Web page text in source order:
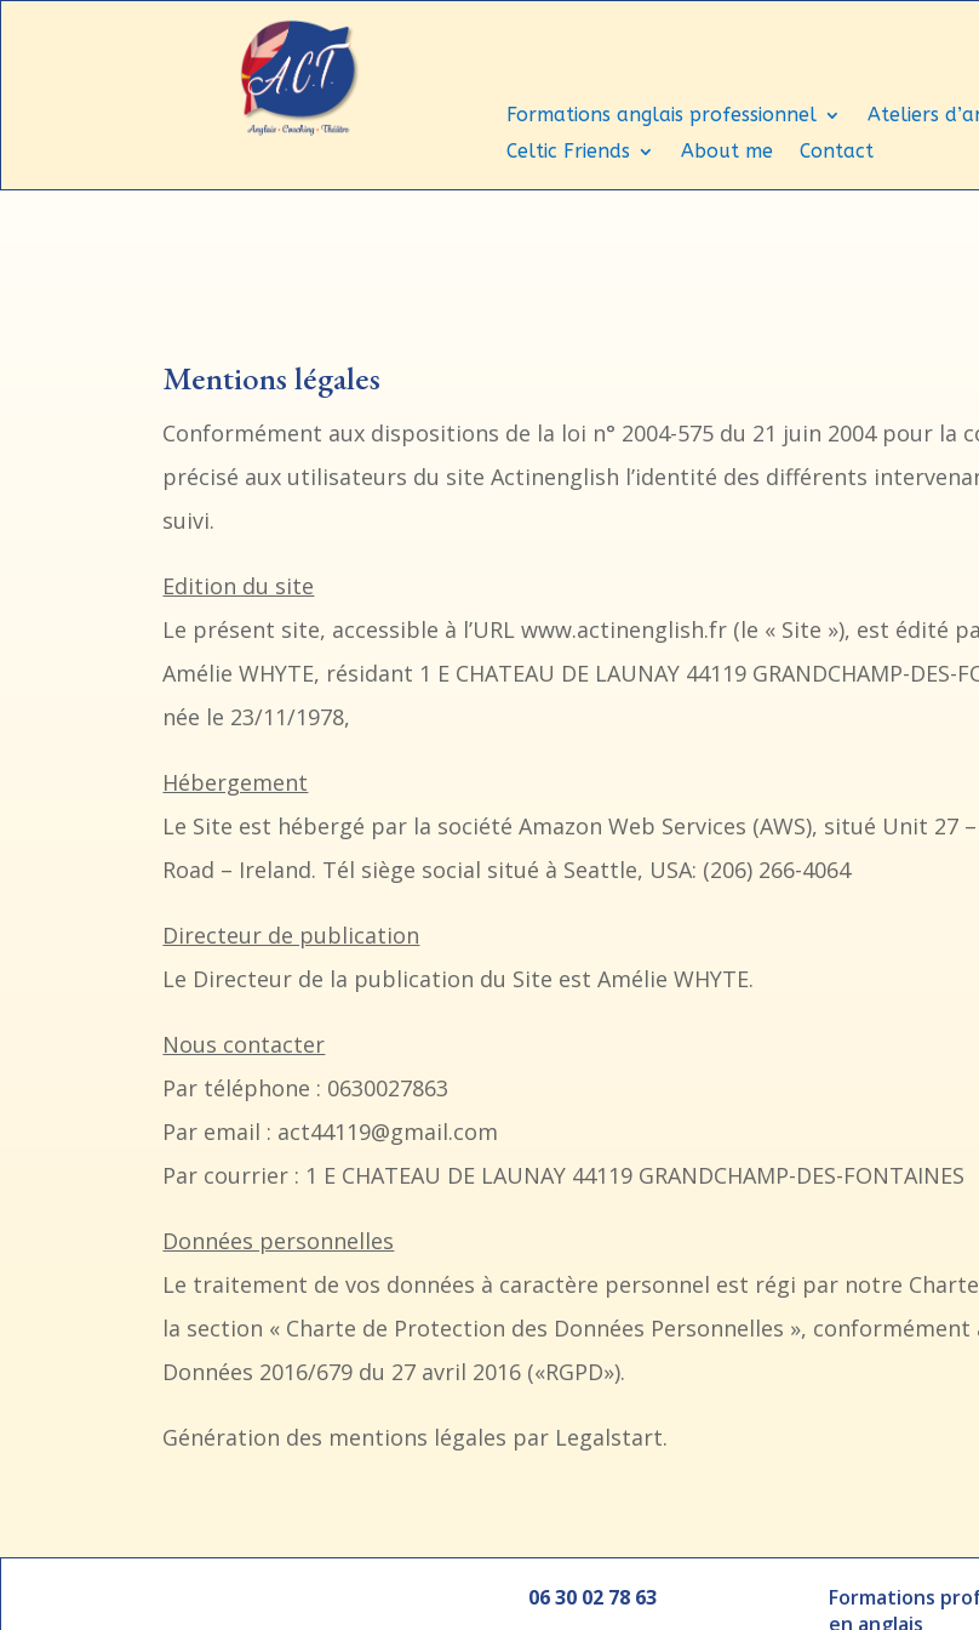
Formations anglais professionnel Ateliers
Celtic Friends
About me Contact
Mentions légales
Conformément aux dispositions de la loi n° 2004-575 du 21 juin 2004 pour la
précisé aux utilisateurs du site Actinenglish l’identité des différents
suivi.
Edition du site
Le présent site, accessible à l’URL www.actinenglish.fr (le « Site »), est édité
Amélie WHYTE, résidant 1 E CHATEAU DE LAUNAY 44119 GRANDCHAMP-
née le 23/11/1978,
Hébergement
Le Site est hébergé par la société Amazon Web Services (AWS), situé Unit 27
Road – Ireland. Tél siège social situé à Seattle, USA: (206) 266-4064
Directeur de publication
Le Directeur de la publication du Site est Amélie WHYTE.
Nous contacter
Par téléphone : 0630027863
Par email : act44119@gmail.com
Par courrier : 1 E CHATEAU DE LAUNAY 44119 GRANDCHAMP-DES-FONTAINES
Données personnelles
Le traitement de vos données à caractère personnel est régi par notre
la section « Charte de Protection des Données Personnelles »,
Données 2016/679 du 27 avril 2016 («RGPD»).
Génération des mentions légales par Legalstart.
06 30 02 78 63
Formations
en anglais